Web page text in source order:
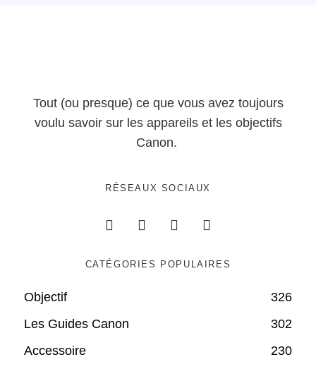
Tout (ou presque) ce que vous avez toujours
voulu savoir sur les appareils et les objectifs
Canon.
RÉSEAUX SOCIAUX
CATÉGORIES POPULAIRES
Objectif
326
Les Guides Canon
302
Accessoire
230